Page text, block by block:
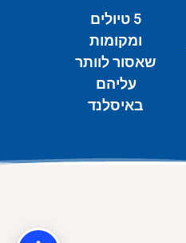
5 טיולים
ומקומות
שאסור לוותר
עליהם
באיסלנד